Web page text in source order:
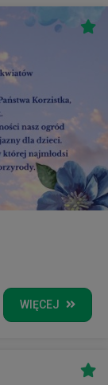
WIĘCEJ